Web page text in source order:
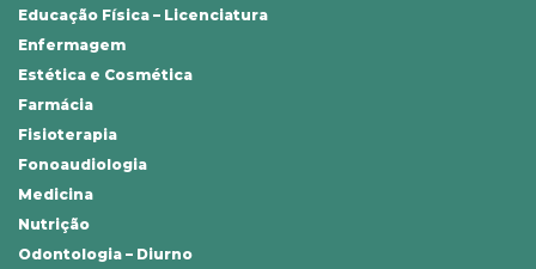
Educação Física – Licenciatura
Enfermagem
Estética e Cosmética
Farmácia
Fisioterapia
Fonoaudiologia
Medicina
Nutrição
Odontologia – Diurno